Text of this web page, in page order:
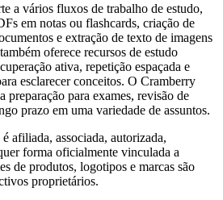
a vários fluxos de trabalho de estudo,
em notas ou flashcards, criação de
e extração de texto de imagens
oferece recursos de estudo
ativa, repetição espaçada e
esclarecer conceitos. O Cramberry
preparação para exames, revisão de
prazo em uma variedade de assuntos.
afiliada, associada, autorizada,
forma oficialmente vinculada a
de produtos, logotipos e marcas são
proprietários.